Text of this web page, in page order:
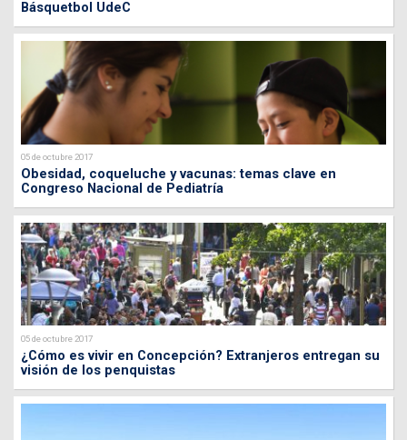
Básquetbol UdeC
05 de octubre 2017
Obesidad, coqueluche y vacunas: temas clave en
Congreso Nacional de Pediatría
05 de octubre 2017
¿Cómo es vivir en Concepción? Extranjeros entregan su
visión de los penquistas